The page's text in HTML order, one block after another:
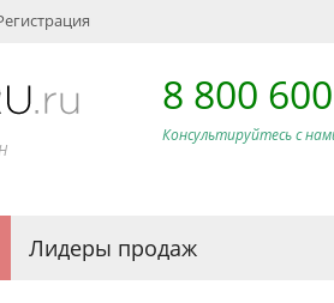
8 800
Консультируйтесь с
Лидеры продаж